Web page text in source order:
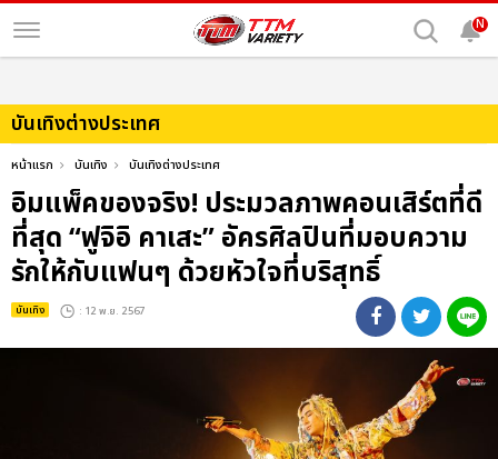
N
บันเทิงต่างประเทศ
หน้าแรก บันเทิง บันเทิงต่างประเทศ
อิมแพ็คของจริง! ประมวลภาพคอนเสิร์ตที่ดี
ที่สุด “ฟูจิอิ คาเสะ” อัครศิลปินที่มอบความ
รักให้กับแฟนๆ ด้วยหัวใจที่บริสุทธิ์
บันเทิง : 12 พ.ย. 2567